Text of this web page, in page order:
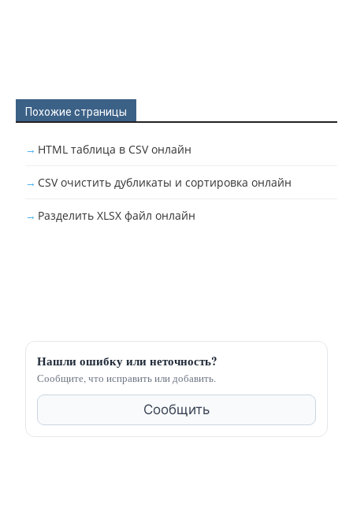
Похожие страницы
HTML таблица в CSV онлайн
CSV очистить дубликаты и сортировка онлайн
Разделить XLSX файл онлайн
Нашли ошибку или неточность?
Сообщите, что исправить или добавить.
Сообщить